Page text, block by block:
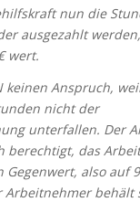
nun die
ausgezahlt
wert.
keinen Anspruch,
nicht der
unterfallen. Der
berechtigt, das
also auf
Arbeitnehmer behält